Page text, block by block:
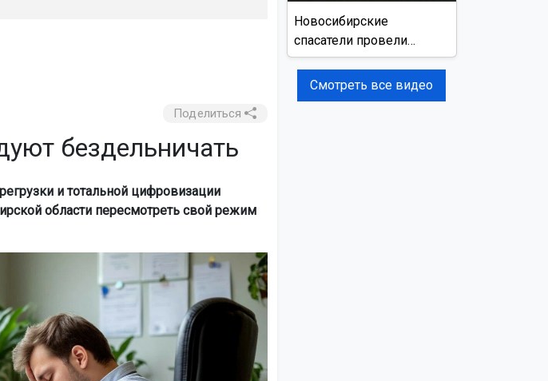
Поделиться
бездельничать
и тотальной цифровизации
области пересмотреть свой режим
Новосибирские
спасатели провели
учения на реке Обь
Смотреть все видео